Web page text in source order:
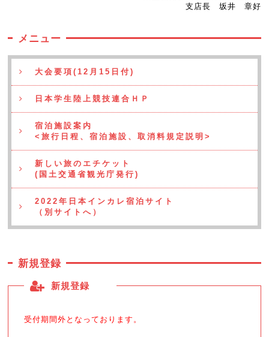
支店長 坂井 章好
メニュー
大会要項(12月15日付)
日本学生陸上競技連合ＨＰ
宿泊施設案内
<旅行日程、宿泊施設、取消料規定説明>
新しい旅のエチケット
(国土交通省観光庁発行)
2022年日本インカレ宿泊サイト
（別サイトへ）
新規登録
新規登録
受付期間外となっております。